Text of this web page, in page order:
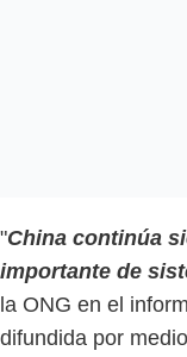
"China continúa
importante de
la ONG en el
difundida por